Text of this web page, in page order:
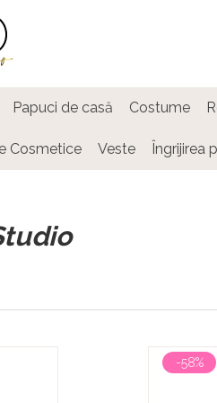
Papuci de casă Costume
Cosmetice Veste Îngrijirea
-58%